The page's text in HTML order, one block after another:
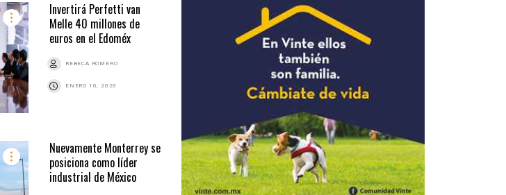
Invertirá Perfetti van
Melle 40 millones de
euros en el Edoméx
REBECA ROMERO
ENERO 10, 2023
Nuevamente Monterrey se
posiciona como líder
industrial de México